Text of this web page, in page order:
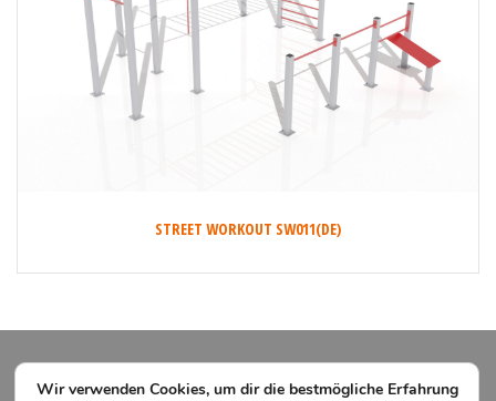
STREET WORKOUT SW011(DE)
Wir verwenden Cookies, um dir die bestmögliche Erfahrung